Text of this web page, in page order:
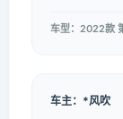
车型：2022款
车主：*风吹